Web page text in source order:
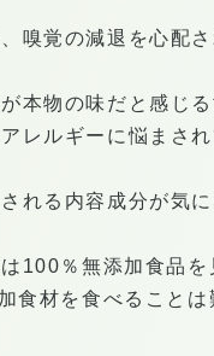
嗅覚の減退を心配
本物の味だと感じ
レルギーに悩まさ
れる内容成分が気
100％無添加食品
食材を食べること